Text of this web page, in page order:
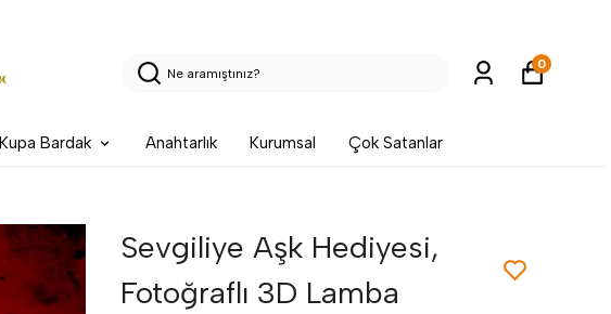
Kupa Bardak Anahtarlık Kurumsal Çok Satanlar
0
Sevgiliye Aşk Hediyesi,
Fotoğraflı 3D Lamba